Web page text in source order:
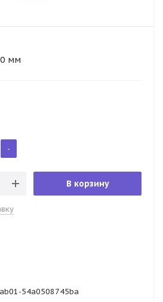
мм
-
В корзину
54a0508745ba